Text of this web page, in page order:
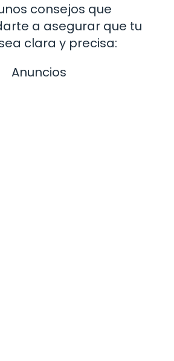
consejos que
a asegurar que tu
clara y precisa:
Anuncios